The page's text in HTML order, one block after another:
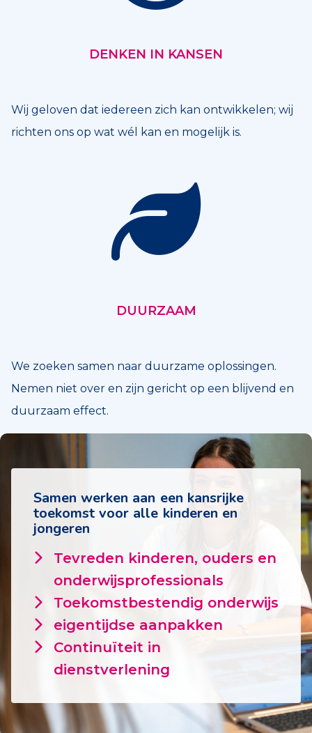
DENKEN IN KANSEN
Wij geloven dat iedereen zich kan ontwikkelen; wij
richten ons op wat wél kan en mogelijk is.
DUURZAAM
We zoeken samen naar duurzame oplossingen.
Nemen niet over en zijn gericht op een blijvend en
duurzaam effect.
Samen werken aan een kansrijke
toekomst voor alle kinderen en
jongeren
Tevreden kinderen, ouders en
onderwijsprofessionals
Toekomstbestendig onderwijs
eigentijdse aanpakken
Continuïteit in
dienstverlening